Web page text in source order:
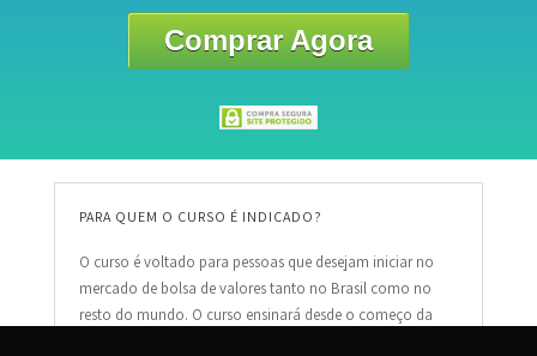
Comprar Agora
PARA QUEM O CURSO É INDICADO?
O curso é voltado para pessoas que desejam iniciar no
mercado de bolsa de valores tanto no Brasil como no
resto do mundo. O curso ensinará desde o começo da